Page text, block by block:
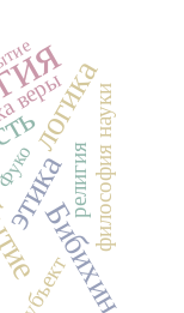
логика
Бибихин
субъект
религия
веры философия науки